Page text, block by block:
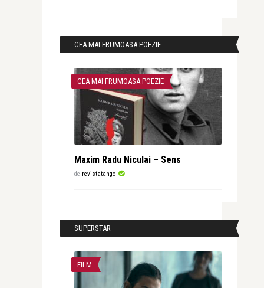
CEA MAI FRUMOASA POEZIE
CEA MAI FRUMOASA POEZIE
Maxim Radu Niculai – Sens
de revistatango
SUPERSTAR
FILM